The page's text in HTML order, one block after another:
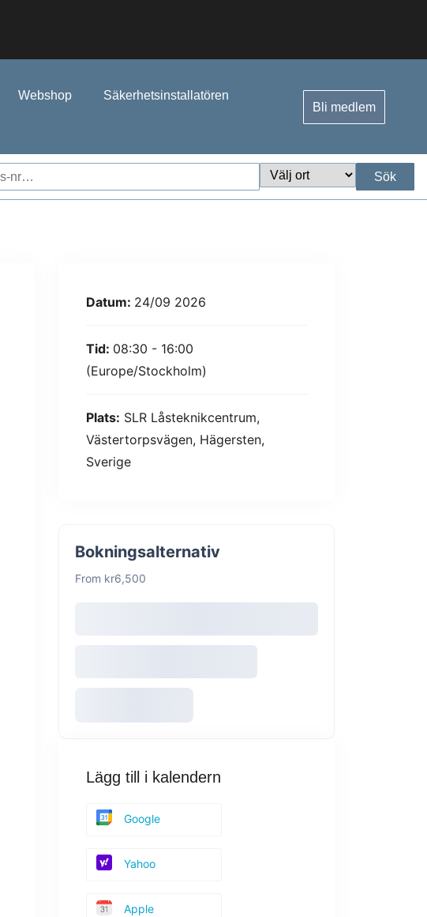
Webshop
Säkerhetsinstallatören
Bli medlem
Sök
Datum: 24/09 2026
Tid: 08:30 - 16:00
(Europe/Stockholm)
Plats: SLR Låsteknikcentrum,
Västertorpsvägen, Hägersten,
Sverige
Bokningsalternativ
From kr6,500
Lägg till i kalendern
Google
Yahoo
Apple